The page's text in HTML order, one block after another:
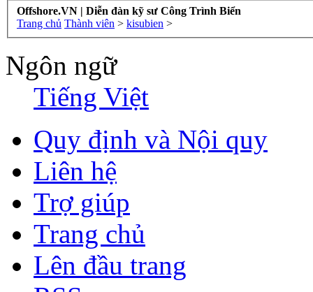
Offshore.VN | Diễn đàn kỹ sư Công Trình Biển
Trang chủ Thành viên > kisubien >
Ngôn ngữ
Tiếng Việt
Quy định và Nội quy
Liên hệ
Trợ giúp
Trang chủ
Lên đầu trang